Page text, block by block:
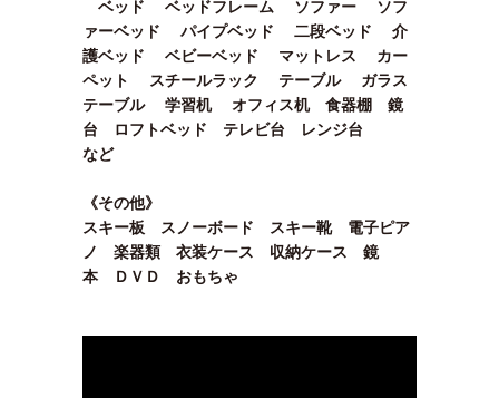
ベッド ベッドフレーム ソファー ソフ
ァーベッド パイプベッド 二段ベッド 介
護ベッド ベビーベッド マットレス カー
ペット スチールラック テーブル ガラス
テーブル 学習机 オフィス机 食器棚 鏡
台 ロフトベッド テレビ台 レンジ台
など
《その他》
スキー板 スノーボード スキー靴 電子ピア
ノ 楽器類 衣装ケース 収納ケース 鏡
本 ＤＶＤ おもちゃ